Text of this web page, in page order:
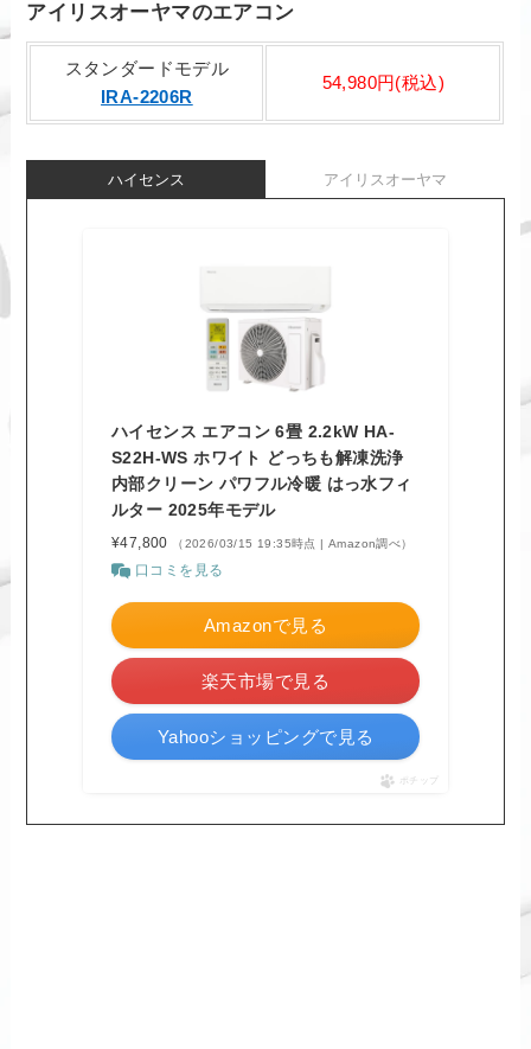
アイリスオーヤマのエアコン
スタンダードモデル
IRA-2206R
54,980円(税込)
ハイセンス アイリスオーヤマ
ハイセンス エアコン 6畳 2.2kW HA-
S22H-WS ホワイト どっちも解凍洗浄
内部クリーン パワフル冷暖 はっ水フィ
ルター 2025年モデル
¥47,800 （2026/03/15 19:35時点 | Amazon調べ）
口コミを見る
Amazonで見る
楽天市場で見る
Yahooショッピングで見る
ポチップ